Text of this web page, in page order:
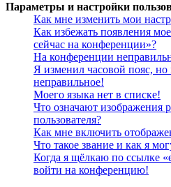
Параметры и настройки
Как мне изменить мои
Как избежать появления
сейчас на конференции»?
На конференции
Я изменил часовой пояс, но
неправильное!
Моего языка нет в списке!
Что означают изображения
пользователя?
Как мне включить
Что такое звание и как я
Когда я щёлкаю по ссылке
войти на конференцию!